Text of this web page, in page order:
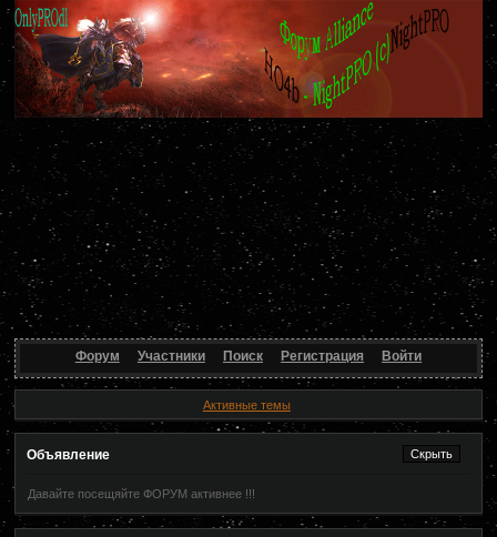
Форум Участники Поиск Регистрация Войти
Активные темы
Объявление
Давайте посещяйте ФОРУМ активнее !!!